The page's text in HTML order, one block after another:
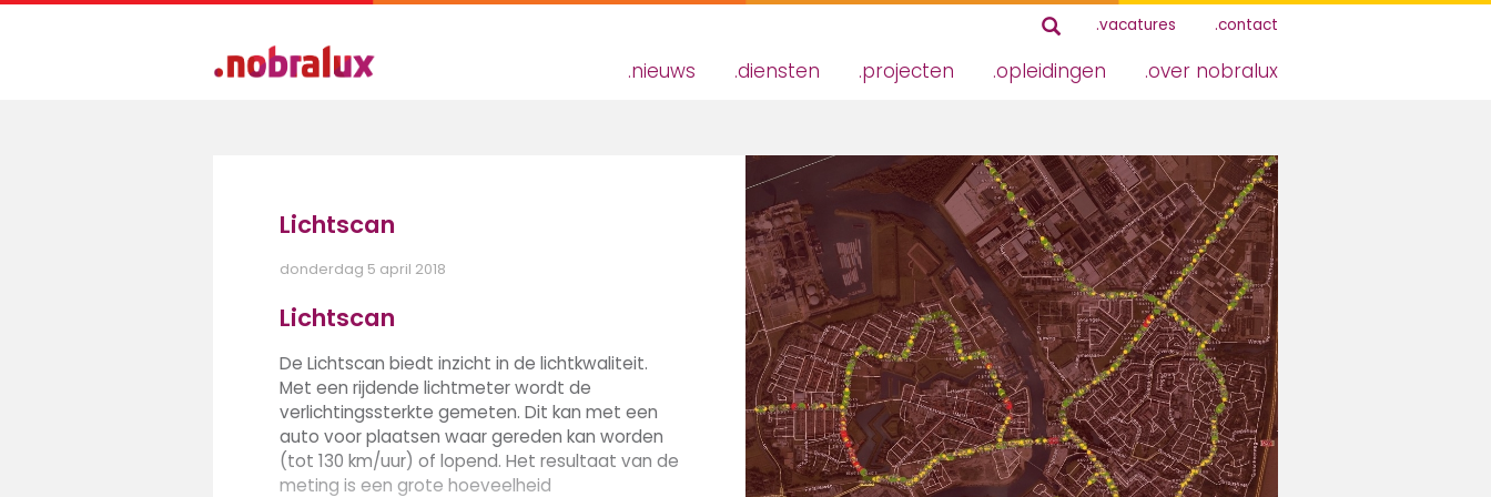
vacatures contact
nieuws diensten projecten opleidingen over nobralux
Lichtscan
donderdag 5 april 2018
Lichtscan
De Lichtscan biedt inzicht in de lichtkwaliteit.
Met een rijdende lichtmeter wordt de
verlichtingssterkte gemeten. Dit kan met een
auto voor plaatsen waar gereden kan worden
(tot 130 km/uur) of lopend. Het resultaat van de
meting is een grote hoeveelheid